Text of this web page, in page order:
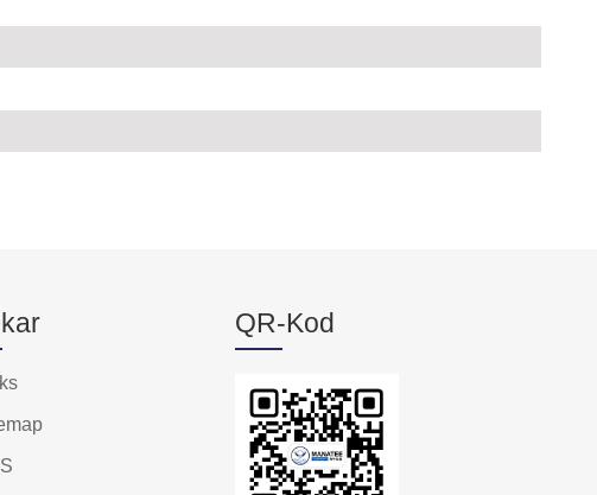
QR-Kod